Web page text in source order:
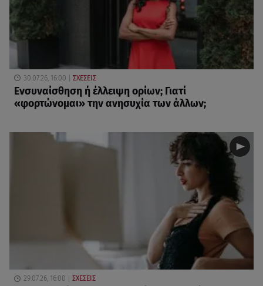
30.07.26, 16:00 ΣΧΕΣΕΙΣ
Eνσυναίσθηση ή έλλειψη ορίων; Γιατί
«φορτώνομαι» την ανησυχία των άλλων;
29.07.26, 16:00 ΣΧΕΣΕΙΣ